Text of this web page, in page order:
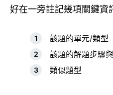
好在一旁註記幾項關鍵資
該題的單元/類型
該題的解題步驟
類似題型